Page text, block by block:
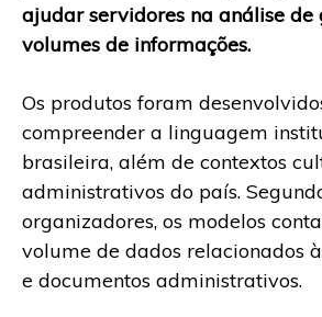
ajudar servidores na análise de
volumes de informações.
Os produtos foram
compreender a linguagem
brasileira, além de contextos
administrativos do país.
organizadores, os modelos
volume de dados relacionados
e documentos administrativos.